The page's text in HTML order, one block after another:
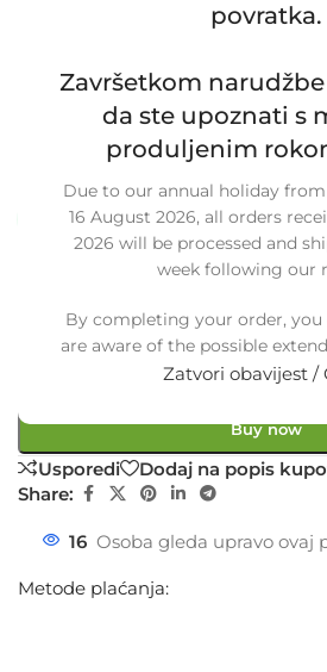
povratka.
Završetkom
da ste upoznati s
produljenim
Due to our annual holiday
16 August 2026, all orders
2026 will be processed and
week following our
By completing your order,
are aware of the possible
Zatvori obavijest /
posude JAGUAR S-
C2C10871, C2C3508
11-2-1/S
Dostupno uz narudžbu (isti ili
$ ¥ A$ £34.29
+
Dodaj u
Buy now
Usporedi
Dodaj na popis
Share:
16 Osoba gleda upravo ovaj
Metode plaćanja: